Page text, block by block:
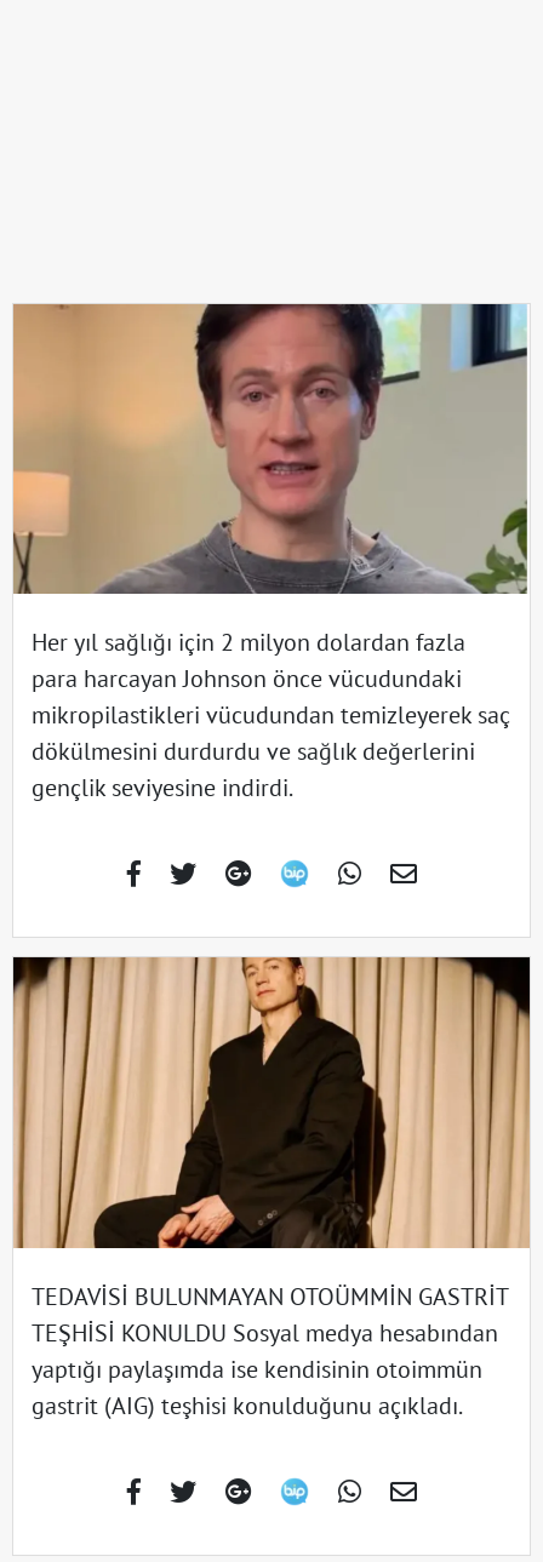
Her yıl sağlığı için 2 milyon dolardan fazla
para harcayan Johnson önce vücudundaki
mikropilastikleri vücudundan temizleyerek saç
dökülmesini durdurdu ve sağlık değerlerini
gençlik seviyesine indirdi.
TEDAVİSİ BULUNMAYAN OTOÜMMİN GASTRİT
TEŞHİSİ KONULDU Sosyal medya hesabından
yaptığı paylaşımda ise kendisinin otoimmün
gastrit (AIG) teşhisi konulduğunu açıkladı.